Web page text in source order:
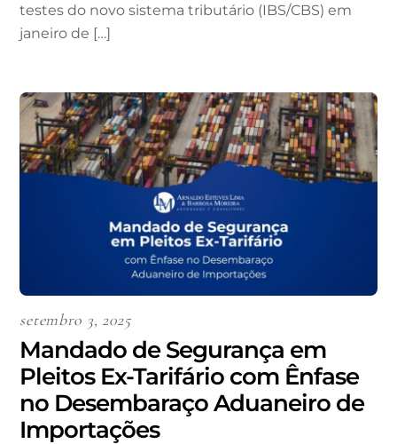
testes do novo sistema tributário (IBS/CBS) em
janeiro de […]
setembro 3, 2025
Mandado de Segurança em
Pleitos Ex-Tarifário com Ênfase
no Desembaraço Aduaneiro de
Importações